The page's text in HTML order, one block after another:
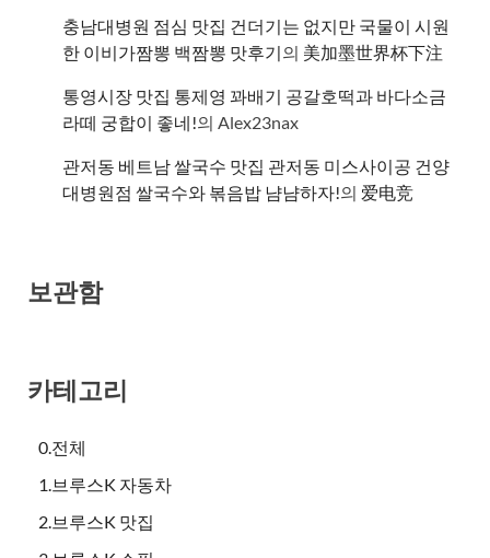
충남대병원 점심 맛집 건더기는 없지만 국물이 시원
한 이비가짬뽕 백짬뽕 맛후기의 美加墨世界杯下注
통영시장 맛집 통제영 꽈배기 공갈호떡과 바다소금
라떼 궁합이 좋네!의 Alex23nax
관저동 베트남 쌀국수 맛집 관저동 미스사이공 건양
대병원점 쌀국수와 볶음밥 냠냠하자!의 爱电竞
보관함
카테고리
0.전체
1.브루스K 자동차
2.브루스K 맛집